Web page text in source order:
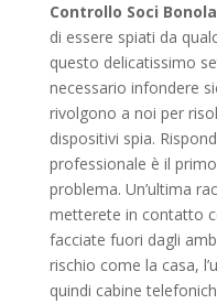
Controllo Soci
di essere spiati da
questo delicatissimo
necessario infondere
rivolgono a noi per
dispositivi spia.
professionale è il
problema. Un’ultima
metterete in contatto
facciate fuori dagli
rischio come la casa,
quindi cabine